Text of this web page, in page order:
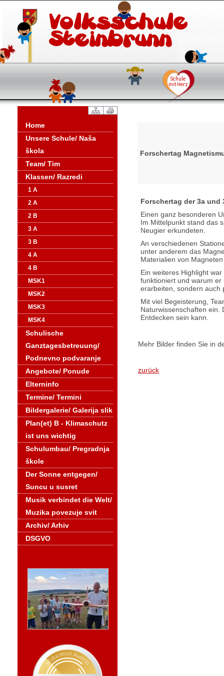
Home
Unsere Schule/ Naša
škola
Team/ Tim
Klassen/ Razredi
1 A
2 A
2 B
3 A
3 B
4 A
4 B
MSK1
MSK2
MSK3
MSK4
Schulische
Ganztagesbetreuung/
Podnevno podvaranje
Angebote/ Ponude
Elterninfo
Termine/ Termini
Bildergalerie/ Galerija slik
Plan(et) B - Klimaschutz
ist uns wichtig
Schulumbau/ Pregradnja
škole
Der Sonne entgegen/
Suncu u susret
Musik verbindet die Welt/
Muzika povezuje svit
Archiv/ Arhiv
DSGVO
Forschertag
Forschertag der 3a und
Einen ganz besonderen
Im Mittelpunkt stand das
Neugier erkundeten.
An verschiedenen
unter anderem das
Materialien von
Ein weiteres Highlight
funktioniert und warum
erarbeiten, sondern auch
Mit viel Begeisterung,
Naturwissenschaften ein.
Entdecken sein kann.
Mehr Bilder finden Sie in
zurück